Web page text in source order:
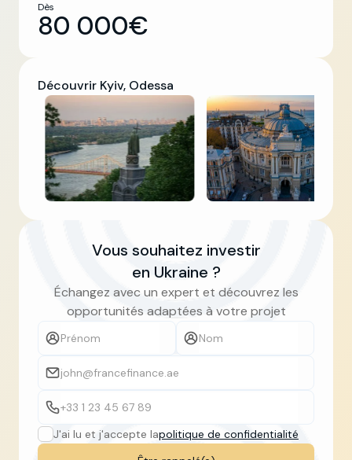
Dès
80 000€
Découvrir Kyiv, Odessa
Vous souhaitez investir
en Ukraine ?
Échangez avec un expert et découvrez les
opportunités adaptées à votre projet
J'ai lu et j'accepte lapolitique de confidentialité